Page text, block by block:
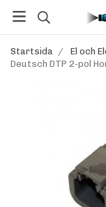
Startsida / El och
Deutsch DTP 2-pol